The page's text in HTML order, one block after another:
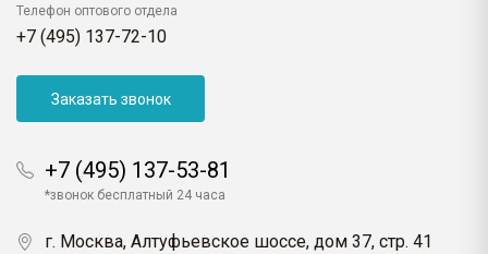
Телефон оптового отдела
+7 (495) 137-72-10
Заказать звонок
+7 (495) 137-53-81
*звонок бесплатный 24 часа
г. Москва, Алтуфьевское шоссе, дом 37, стр. 41